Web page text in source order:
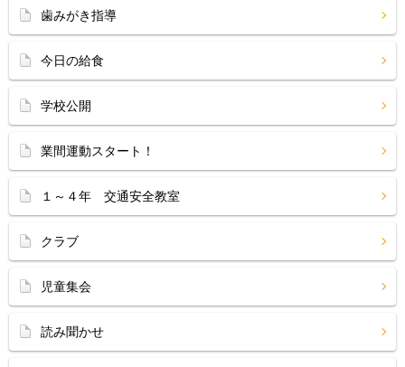
歯みがき指導
今日の給食
学校公開
業間運動スタート！
１～４年 交通安全教室
クラブ
児童集会
読み聞かせ